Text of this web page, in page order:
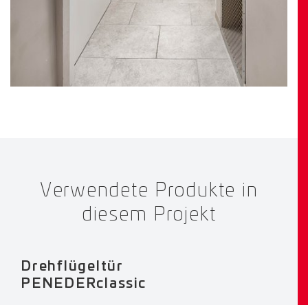
Verwendete Produkte in
diesem Projekt
Drehflügeltür
PENEDERclassic